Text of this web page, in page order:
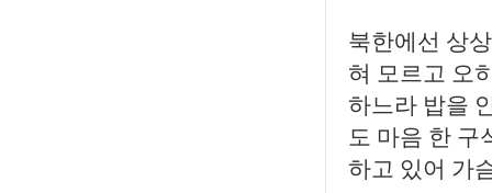
북한에선 상
혀 모르고 오
하느라 밥을
도 마음 한 구
하고 있어 가